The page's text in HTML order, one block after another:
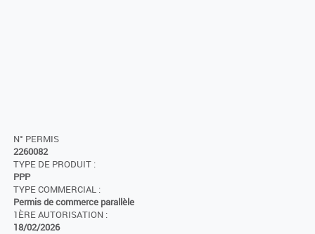
N° PERMIS
2260082
TYPE DE PRODUIT :
PPP
TYPE COMMERCIAL :
Permis de commerce parallèle
1ÈRE AUTORISATION :
18/02/2026